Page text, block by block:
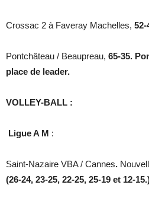
Crossac 2 à Faveray Machelles, 52-
Pontchâteau / Beaupreau, 65-35.
place de leader.
VOLLEY-BALL :
Ligue A M :
Saint-Nazaire VBA / Cannes.
(26-24, 23-25, 22-25, 25-19 et 12-